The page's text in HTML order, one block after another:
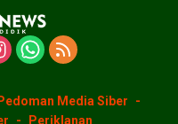
Pedoman Media Siber
Periklanan